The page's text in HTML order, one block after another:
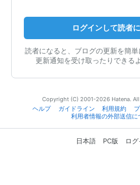
ログインして読者
読者になると、ブログの更新を簡単
更新通知を受け取ったりできる
Copyright (C) 2001-2026 Hatena.
ヘルプ
ガイドライン 利用規約
利用者情報の外部送信に
日本語 PC版 ロ